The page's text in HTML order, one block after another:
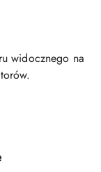
widocznego na